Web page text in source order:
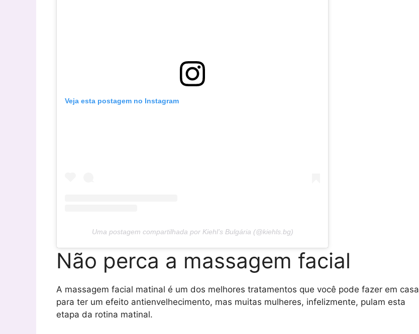
Veja esta postagem no Instagram
Uma postagem compartilhada por Kiehl’s Bulgária (@kiehls.bg)
Não perca a massagem facial
A massagem facial matinal é um dos melhores tratamentos que você pode fazer em casa
para ter um efeito antienvelhecimento, mas muitas mulheres, infelizmente, pulam esta
etapa da rotina matinal.